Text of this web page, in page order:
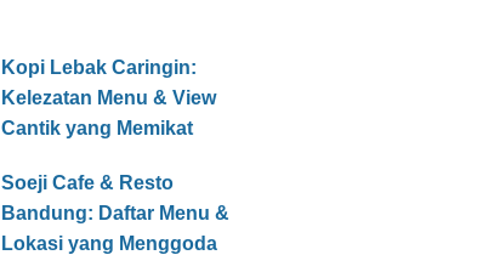
Kopi Lebak Caringin:
Kelezatan Menu & View
Cantik yang Memikat
Soeji Cafe & Resto
Bandung: Daftar Menu &
Lokasi yang Menggoda